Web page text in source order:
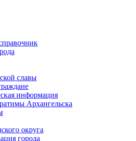
славы
информация
Архангельска
округа
города